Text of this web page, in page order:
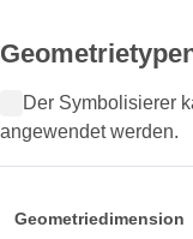
Der Symbolisierer
angewendet werden.
Geometriedimension